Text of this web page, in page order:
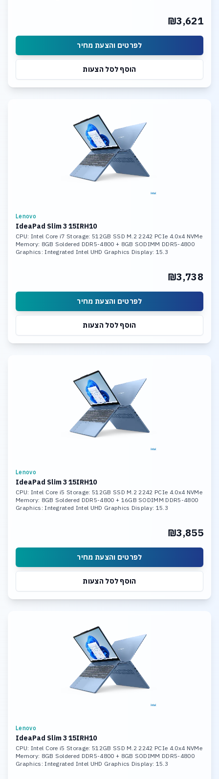
₪3,621
לפרטים והצעת מחיר
הוסף לסל הצעות
Lenovo
IdeaPad Slim 3 15IRH10
CPU: Intel Core i7 Storage: 512GB SSD M.2 2242 PCIe 4.0x4 NVMe
Memory: 8GB Soldered DDR5-4800 + 8GB SODIMM DDR5-4800
Graphics: Integrated Intel UHD Graphics Display: 15.3
₪3,738
לפרטים והצעת מחיר
הוסף לסל הצעות
Lenovo
IdeaPad Slim 3 15IRH10
CPU: Intel Core i5 Storage: 512GB SSD M.2 2242 PCIe 4.0x4 NVMe
Memory: 8GB Soldered DDR5-4800 + 16GB SODIMM DDR5-4800
Graphics: Integrated Intel UHD Graphics Display: 15.3
₪3,855
לפרטים והצעת מחיר
הוסף לסל הצעות
Lenovo
IdeaPad Slim 3 15IRH10
CPU: Intel Core i5 Storage: 512GB SSD M.2 2242 PCIe 4.0x4 NVMe
Memory: 8GB Soldered DDR5-4800 + 8GB SODIMM DDR5-4800
Graphics: Integrated Intel UHD Graphics Display: 15.3